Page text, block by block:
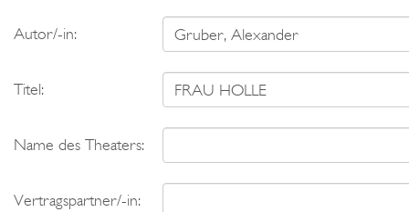
Autor/-in:
Titel:
Name des Theaters:
Vertragspartner/-in: